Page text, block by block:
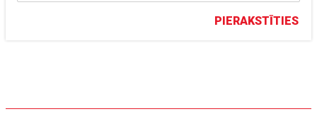
PIERAKSTĪTIES